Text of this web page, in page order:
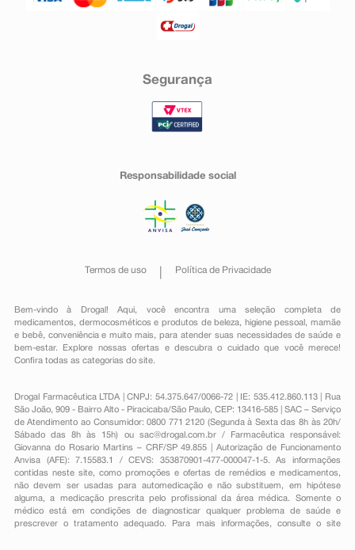
Segurança
Responsabilidade social
Termos de uso Política de Privacidade
Bem-vindo à Drogal! Aqui, você encontra uma seleção completa de
medicamentos , dermocosméticos e produtos de beleza, higiene pessoal ,mamãe
e bebê, conveniênciae muito mais, para atender suas necessidades de saúde e
bem-estar. Explore nossas ofertas e descubra o cuidado que você merece!
Confira todas as categorias do site.
Drogal Farmacêutica LTDA | CNPJ: 54.375.647/0066-72 | IE: 535.412.860.113 | Rua
São João, 909 - Bairro Alto - Piracicaba/São Paulo, CEP: 13416-585 | SAC – Serviço
de Atendimento ao Consumidor: 0800 771 2120 (Segunda à Sexta das 8h às 20h/
Sábado das 8h às 15h) ou sac@drogal.com.br/ Farmacêutica responsável:
Giovanna do Rosario Martins – CRF/SP 49.855 | Autorização de Funcionamento
Anvisa (AFE): 7.15583.1 / CEVS: 353870901-477-000047-1-5. As informações
contidas neste site, como promoções e ofertas de remédios e medicamentos,
não devem ser usadas para automedicação e não substituem, em hipótese
alguma, a medicação prescrita pelo profissional da área médica. Somente o
médico está em condições de diagnosticar qualquer problema de saúde e
prescrever o tratamento adequado. Para mais informações, consulte o site